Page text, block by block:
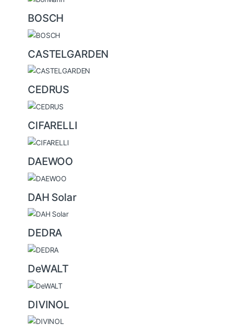
BOSCH
CASTELGARDEN
CEDRUS
CIFARELLI
DAEWOO
DAH Solar
DEDRA
DeWALT
DIVINOL